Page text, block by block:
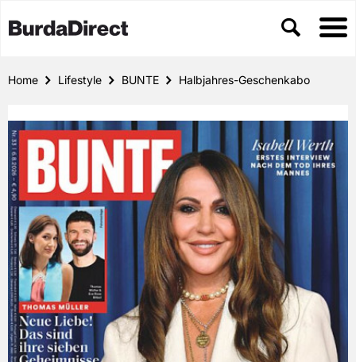
Home Lifestyle BUNTE Halbjahres-Geschenkabo